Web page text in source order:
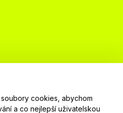
cookies, abychom
a co nejlepší uživatelskou
informace o festivalu.